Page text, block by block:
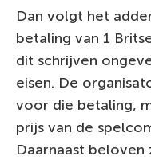
Dan volgt het
betaling van 1
dit schrijven
eisen. De
voor die betaling,
prijs van de
Daarnaast